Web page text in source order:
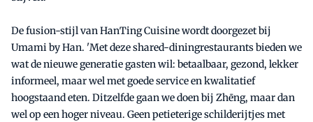
De fusion-stijl van HanTing Cuisine wordt doorgezet bij
Umami by Han. 'Met deze shared-diningrestaurants bieden we
wat de nieuwe generatie gasten wil: betaalbaar, gezond, lekker
informeel, maar wel met goede service en kwalitatief
hoogstaand eten. Ditzelfde gaan we doen bij Zhēng, maar dan
wel op een hoger niveau. Geen petieterige schilderijtjes met